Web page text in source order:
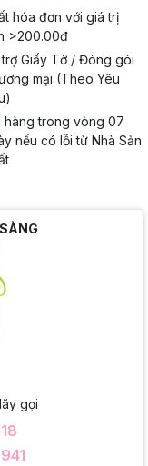
hóa đơn với giá trị
>200.00đ
trợ Giấy Tờ / Đóng gói
mại (Theo Yêu
hàng trong vòng 07
nếu có lỗi từ Nhà Sản
gọi